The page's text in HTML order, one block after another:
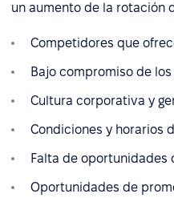
un aumento de la rotación
Competidores que
Bajo compromiso de
Cultura corporativa y
Condiciones y horarios
Falta de oportunidades
Oportunidades de